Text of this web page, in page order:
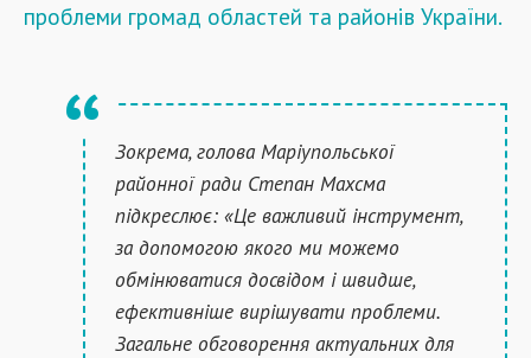
проблеми громад областей та районів України.
Зокрема, голова Маріупольської
районної ради Степан Махсма
підкреслює: «Це важливий інструмент,
за допомогою якого ми можемо
обмінюватися досвідом і швидше,
ефективніше вирішувати проблеми.
Загальне обговорення актуальних для